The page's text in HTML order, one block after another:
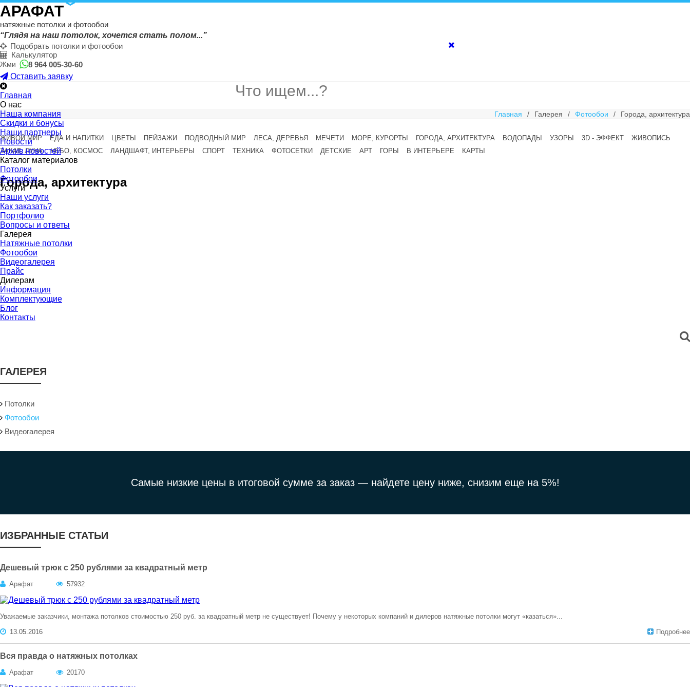
АРАФАТ
натяжные потолки и фотообои
“Глядя на наш потолок, хочется стать полом...”
Подобрать потолки и фотообои
Калькулятор
Жми
8 964 005-30-60
Оставить заявку
Главная
О нас
Наша компания
Скидки и бонусы
Наши партнеры
Новости
Архив новостей
Каталог материалов
Потолки
Фотообои
Услуги
Наши услуги
Как заказать?
Портфолио
Вопросы и ответы
Галерея
Натяжные потолки
Фотообои
Видеогалерея
Прайс
Дилерам
Информация
Комплектующие
Блог
Контакты
Главная / Галерея / Фотообои / Города, архитектура
ЖИВОЙ МИР ЕДА И НАПИТКИ ЦВЕТЫ ПЕЙЗАЖИ ПОДВОДНЫЙ МИР ЛЕСА, ДЕРЕВЬЯ МЕЧЕТИ МОРЕ, КУРОРТЫ ГОРОДА, АРХИТЕКТУРА ВОДОПАДЫ УЗОРЫ 3D - ЭФФЕКТ
ЖИВОПИСЬ
ЗАКАТ, ЛУНА
НЕБО, КОСМОС ЛАНДШАФТ, ИНТЕРЬЕРЫ СПОРТ ТЕХНИКА ФОТОСЕТКИ ДЕТСКИЕ АРТ ГОРЫ В ИНТЕРЬЕРЕ КАРТЫ
Города, архитектура
ГАЛЕРЕЯ
Потолки
Фотообои
Видеогалерея
Самые низкие цены в итоговой сумме за заказ — найдете цену ниже, снизим еще на 5%!
ИЗБРАННЫЕ СТАТЬИ
Дешевый трюк с 250 рублями за квадратный метр
Арафат 57932
Уважаемые заказчики, монтажа потолков стоимостью 250 руб. за квадратный метр не существует! Почему у некоторых компаний и дилеров натяжные потолки могут «казаться»...
13.05.2016
Подробнее
Вся правда о натяжных потолках
Арафат 20170